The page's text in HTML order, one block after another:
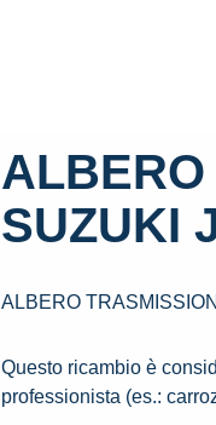
ALBERO
SUZUKI
ALBERO
​Questo ricambio è
professionista (es.: